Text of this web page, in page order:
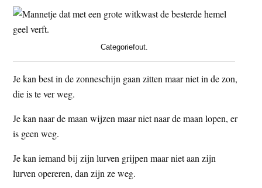
Categoriefout.
Je kan best in de zonneschijn gaan zitten maar niet in de zon,
die is te ver weg.
Je kan naar de maan wijzen maar niet naar de maan lopen, er
is geen weg.
Je kan iemand bij zijn lurven grijpen maar niet aan zijn
lurven opereren, dan zijn ze weg.